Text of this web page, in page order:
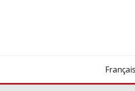
Français